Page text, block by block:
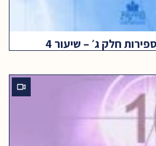
חלק ג׳ – שיעור 4